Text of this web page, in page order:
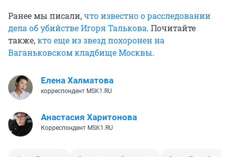
Ранее мы писали,что известно о расследовании
дела об убийстве Игоря Талькова. Почитайте
также,кто еще из звезд похоронен на
Ваганьковском кладбище Москвы.
Елена Халматова
корреспондент MSK1.RU
Анастасия Харитонова
Корреспондент MSK1.RU